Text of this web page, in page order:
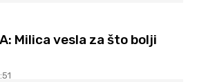
Milica vesla za što bolji